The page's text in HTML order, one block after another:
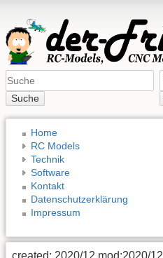
Suche
Home
RC Models
Technik
Software
Kontakt
Datenschutzerklärung
Impressum
created: 2020/12 mod:2020/12